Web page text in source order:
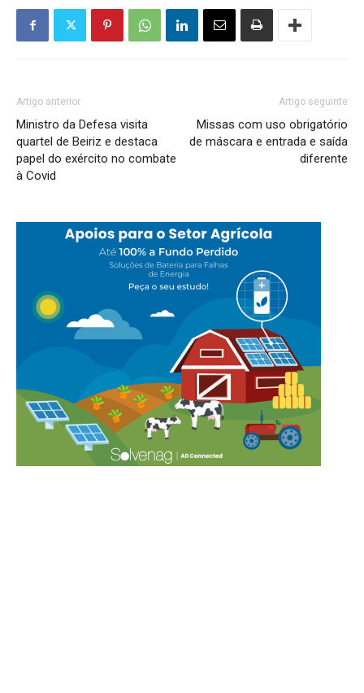
Artigo anterior
Ministro da Defesa visita
quartel de Beiriz e destaca
papel do exército no combate
à Covid
Artigo seguinte
Missas com uso obrigatório
de máscara e entrada e saída
diferente